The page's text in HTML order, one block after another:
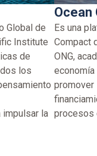
Global de
Institute
de
los
impulsar la
Ocean
Es una
Compact
ONG,
promover
procesos